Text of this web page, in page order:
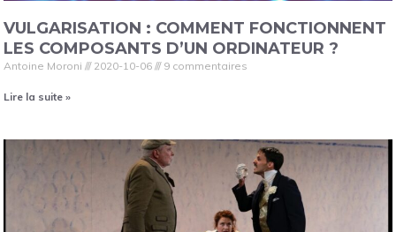
VULGARISATION : COMMENT FONCTIONNENT
LES COMPOSANTS D’UN ORDINATEUR ?
Antoine Moroni 2020-10-06 9 commentaires
Lire la suite »